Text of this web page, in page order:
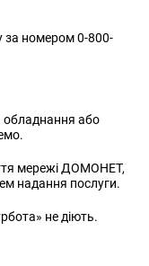
за номером 0-800-
обладнання або
мережі ДОМОНЕТ,
надання послуги.
не діють.